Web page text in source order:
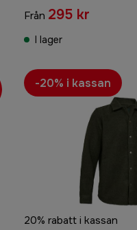
Från 295 kr
I lager
20% rabatt i kassan
-20% i kassan